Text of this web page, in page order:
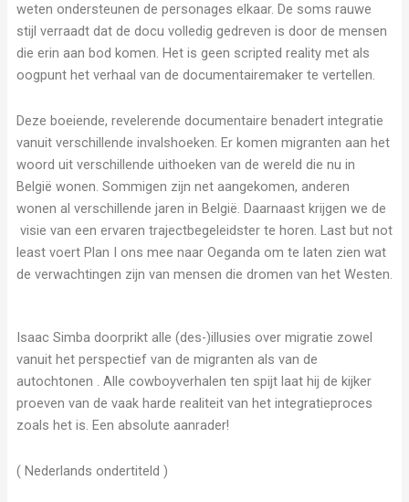
weten ondersteunen de personages elkaar. De soms rauwe
stijl verraadt dat de docu volledig gedreven is door de mensen
die erin aan bod komen. Het is geen scripted reality met als
oogpunt het verhaal van de documentairemaker te vertellen.
Deze boeiende, revelerende documentaire benadert integratie
vanuit verschillende invalshoeken. Er komen migranten aan het
woord uit verschillende uithoeken van de wereld die nu in
België wonen. Sommigen zijn net aangekomen, anderen
wonen al verschillende jaren in België. Daarnaast krijgen we de
visie van een ervaren trajectbegeleidster te horen. Last but not
least voert Plan I ons mee naar Oeganda om te laten zien wat
de verwachtingen zijn van mensen die dromen van het Westen.
Isaac Simba doorprikt alle (des-)illusies over migratie zowel
vanuit het perspectief van de migranten als van de
autochtonen . Alle cowboyverhalen ten spijt laat hij de kijker
proeven van de vaak harde realiteit van het integratieproces
zoals het is. Een absolute aanrader!
( Nederlands ondertiteld )